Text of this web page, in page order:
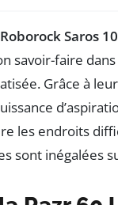
Roborock Saros 10
savoir-faire
Grâce à
les endroits
sont inégalées